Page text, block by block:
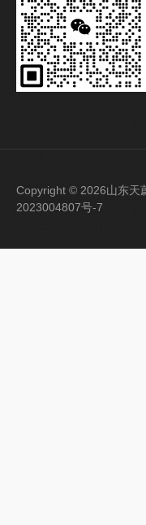
Copyright © 2026山东天
2023004807号-7